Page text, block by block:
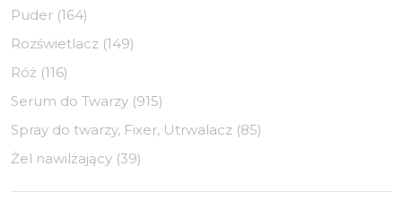
Puder (164)
Rozświetlacz (149)
Róż (116)
Serum do Twarzy (915)
Spray do twarzy, Fixer, Utrwalacz (85)
Żel nawilżający (39)